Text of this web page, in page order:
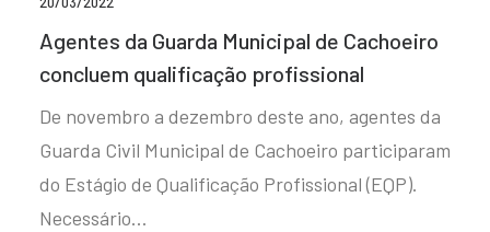
Agentes da Guarda Municipal de Cachoeiro
concluem qualificação profissional
De novembro a dezembro deste ano, agentes da
Guarda Civil Municipal de Cachoeiro participaram
do Estágio de Qualificação Profissional (EQP).
Necessário…